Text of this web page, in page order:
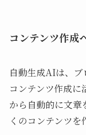
コンテンツ作成
自動生成AIは、
コンテンツ作成に
から自動的に文
くのコンテンツを